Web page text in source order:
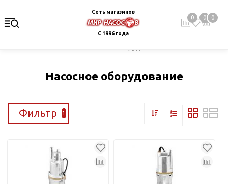
Сеть магазинов
С 1996 года
0 0 0
Насосное оборудование
Фильтр 1